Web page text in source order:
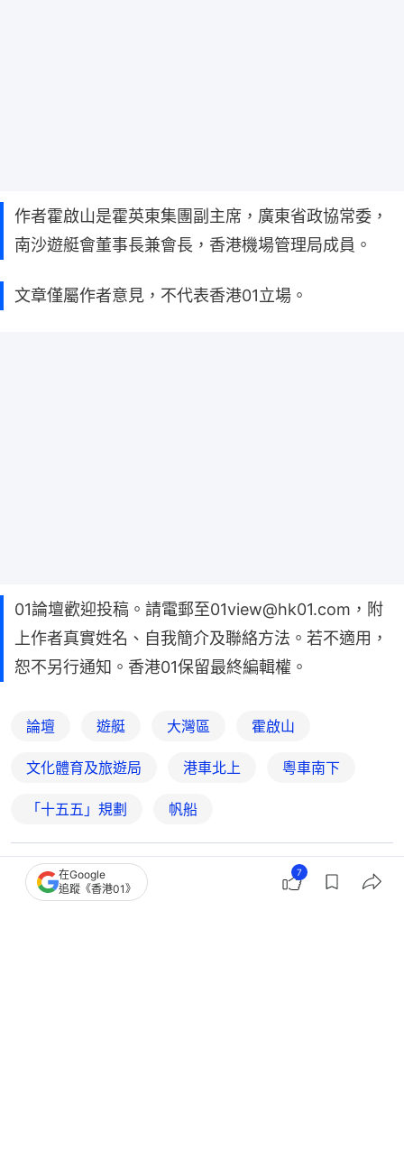
作者霍啟山是霍英東集團副主席，廣東省政協常委，
南沙遊艇會董事長兼會長，香港機場管理局成員。
文章僅屬作者意見，不代表香港01立場。
01論壇歡迎投稿。請電郵至01view@hk01.com，附
上作者真實姓名、自我簡介及聯絡方法。若不適用，
恕不另行通知。香港01保留最終編輯權。
論壇 遊艇 大灣區 霍啟山
文化體育及旅遊局 港車北上 粵車南下
「十五五」規劃 帆船
在Google
追蹤《香港01》
7